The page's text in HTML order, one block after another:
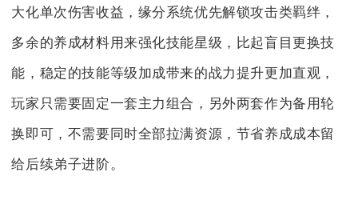
大化单次伤害收益，缘分系统优先解锁攻击类羁绊，
多余的养成材料用来强化技能星级，比起盲目更换技
能，稳定的技能等级加成带来的战力提升更加直观，
玩家只需要固定一套主力组合，另外两套作为备用轮
换即可，不需要同时全部拉满资源，节省养成成本留
给后续弟子进阶。